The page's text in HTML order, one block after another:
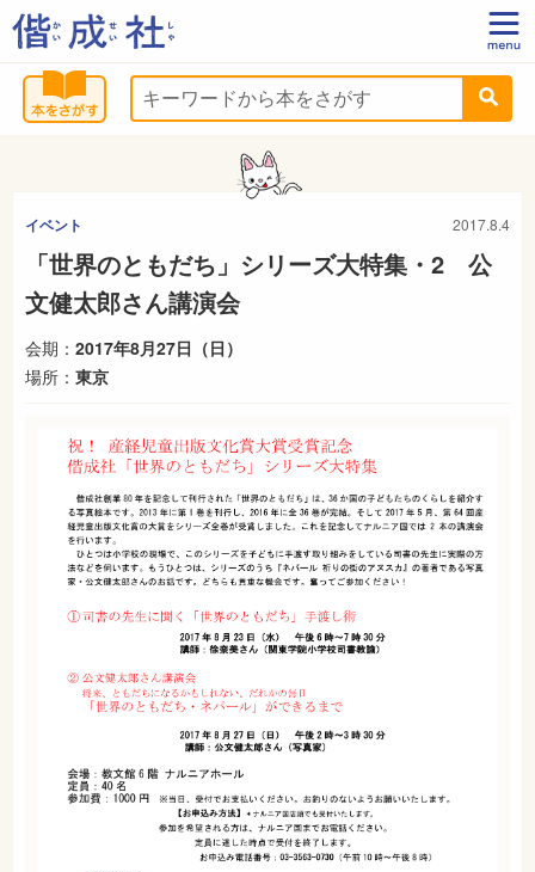
イベント 2017.8.4
「世界のともだち」シリーズ大特集・2 公
文健太郎さん講演会
会期： 2017年8月27日（日）
場所： 東京